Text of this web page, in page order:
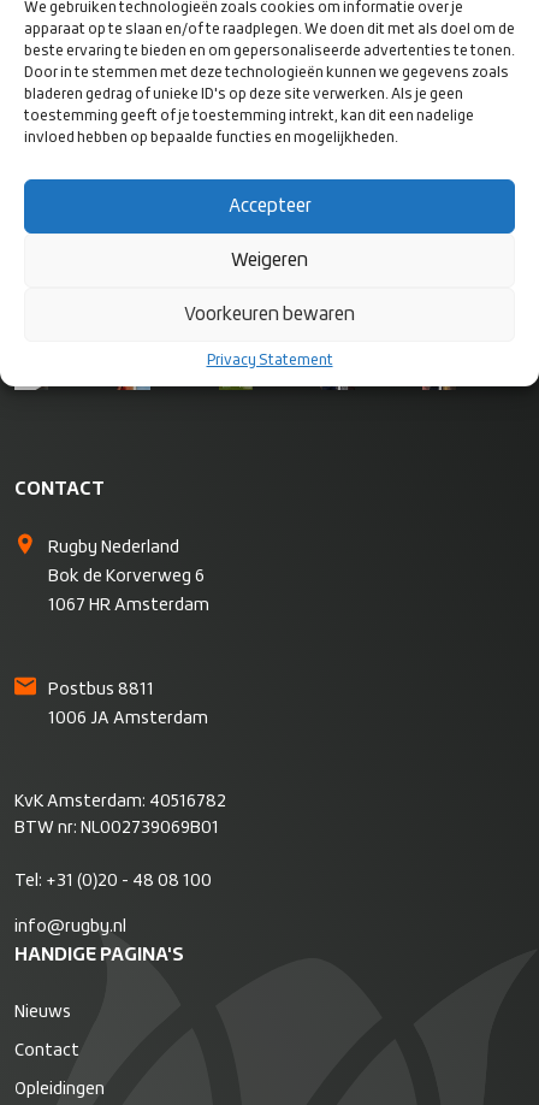
We gebruiken technologieën zoals cookies om informatie over je
apparaat op te slaan en/of te raadplegen. We doen dit met als doel om de
beste ervaring te bieden en om gepersonaliseerde advertenties te tonen.
Door in te stemmen met deze technologieën kunnen we gegevens zoals
bladeren gedrag of unieke ID's op deze site verwerken. Als je geen
toestemming geeft of je toestemming intrekt, kan dit een nadelige
invloed hebben op bepaalde functies en mogelijkheden.
Accepteer
Weigeren
Voorkeuren bewaren
Privacy Statement
VOLG ONS
CONTACT
Rugby Nederland
Bok de Korverweg 6
1067 HR Amsterdam
Postbus 8811
1006 JA Amsterdam
KvK Amsterdam: 40516782
BTW nr: NL002739069B01
Tel: +31 (0)20 - 48 08 100
info@rugby.nl
HANDIGE PAGINA'S
Nieuws
Contact
Opleidingen